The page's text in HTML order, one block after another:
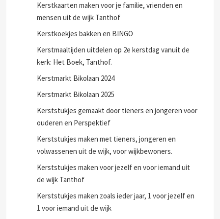
Kerstkaarten maken voor je familie, vrienden en
mensen uit de wijk Tanthof
Kerstkoekjes bakken en BINGO
Kerstmaaltijden uitdelen op 2e kerstdag vanuit de
kerk: Het Boek, Tanthof.
Kerstmarkt Bikolaan 2024
Kerstmarkt Bikolaan 2025
Kerststukjes gemaakt door tieners en jongeren voor
ouderen en Perspektief
Kerststukjes maken met tieners, jongeren en
volwassenen uit de wijk, voor wijkbewoners.
Kerststukjes maken voor jezelf en voor iemand uit
de wijk Tanthof
Kerststukjes maken zoals ieder jaar, 1 voor jezelf en
1 voor iemand uit de wijk